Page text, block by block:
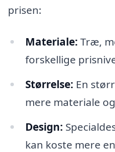
prisen:
Materiale: Træ,
forskellige
Størrelse: En
mere materiale
Design:
kan koste mere